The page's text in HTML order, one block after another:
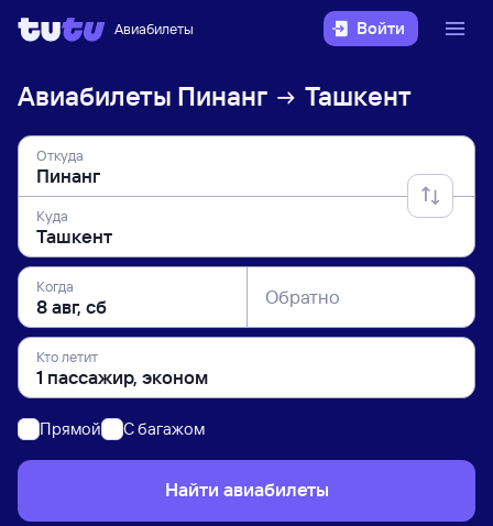
Авиабилеты Войти
Авиабилеты Пинанг Ташкент
Откуда
Куда
Когда Обратно
Кто летит
Прямой C багажом
Найти авиабилеты